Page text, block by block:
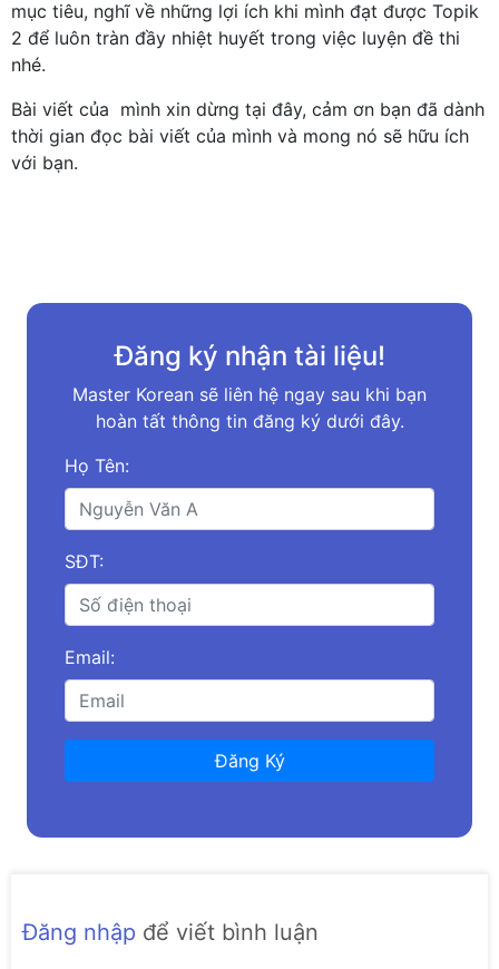
mục tiêu, nghĩ về những lợi ích khi mình đạt được Topik
2 để luôn tràn đầy nhiệt huyết trong việc luyện đề thi
nhé.
Bài viết của mình xin dừng tại đây, cảm ơn bạn đã dành
thời gian đọc bài viết của mình và mong nó sẽ hữu ích
với bạn.
Đăng ký nhận tài liệu!
Master Korean sẽ liên hệ ngay sau khi bạn
hoàn tất thông tin đăng ký dưới đây.
Họ Tên:
SĐT:
Email:
Đăng Ký
Đăng nhập để viết bình luận